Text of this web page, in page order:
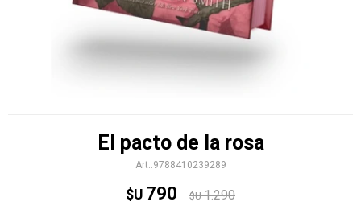
El pacto de la rosa
9788410239289
$U 790 $U 1.290